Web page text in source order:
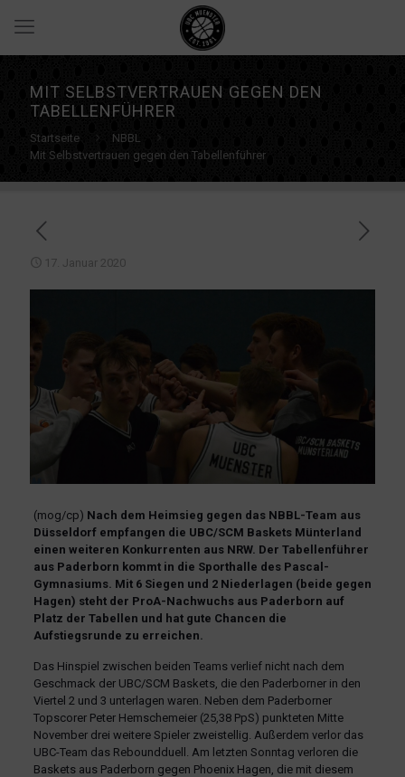
MIT SELBSTVERTRAUEN GEGEN DEN
TABELLENFÜHRER
Startseite
NBBL
Mit Selbstvertrauen gegen den Tabellenführer
17. Januar 2020
(mog/cp) Nach dem Heimsieg gegen das NBBL-Team aus
Düsseldorf empfangen die UBC/SCM Baskets Münterland
einen weiteren Konkurrenten aus NRW. Der Tabellenführer
aus Paderborn kommt in die Sporthalle des Pascal-
Gymnasiums. Mit 6 Siegen und 2 Niederlagen (beide gegen
Hagen) steht der ProA-Nachwuchs aus Paderborn auf
Platz der Tabellen und hat gute Chancen die
Aufstiegsrunde zu erreichen.
Das Hinspiel zwischen beiden Teams verlief nicht nach dem
Geschmack der UBC/SCM Baskets, die den Paderborner in den
Viertel 2 und 3 unterlagen waren. Neben dem Paderborner
Topscorer Peter Hemschemeier (25,38 PpS) punkteten Mitte
November drei weitere Spieler zweistellig. Außerdem verlor das
UBC-Team das Reboundduell. Am letzten Sonntag verloren die
Baskets aus Paderborn gegen Phoenix Hagen, die mit diesem